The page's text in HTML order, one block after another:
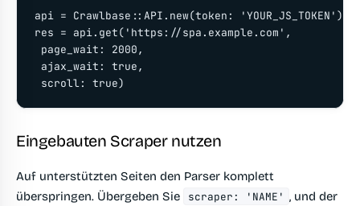
api = Crawlbase::API.new(token: 'YOUR_JS_TOKEN')
res = api.get('https://spa.example.com',
page_wait: 2000,
ajax_wait: true,
scroll: true)
Eingebauten Scraper nutzen
Auf unterstützten Seiten den Parser komplett
überspringen. Übergeben Sie
scraper: 'NAME' , und der